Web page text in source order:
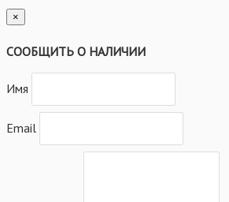
×
СООБЩИТЬ О НАЛИЧИИ
Имя
Email